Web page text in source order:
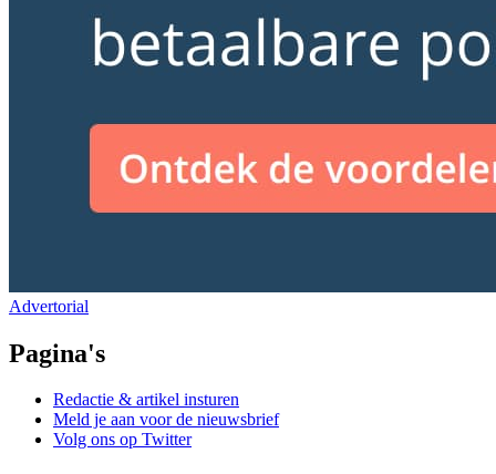
Advertorial
Pagina's
Redactie & artikel insturen
Meld je aan voor de nieuwsbrief
Volg ons op Twitter